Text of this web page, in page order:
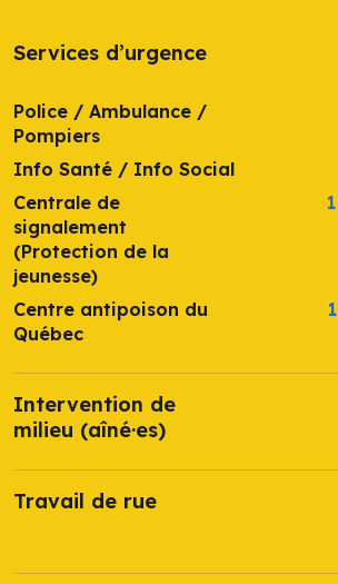
Services d’urgence
Police / Ambulance /
Pompiers
Info Santé / Info Social
Centrale de
signalement
(Protection de la
jeunesse)
Centre antipoison du
Québec
Intervention de
milieu (aîné·es)
Travail de rue